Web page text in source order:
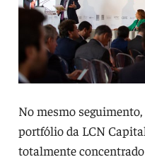
No mesmo
portfólio da LCN
totalmente